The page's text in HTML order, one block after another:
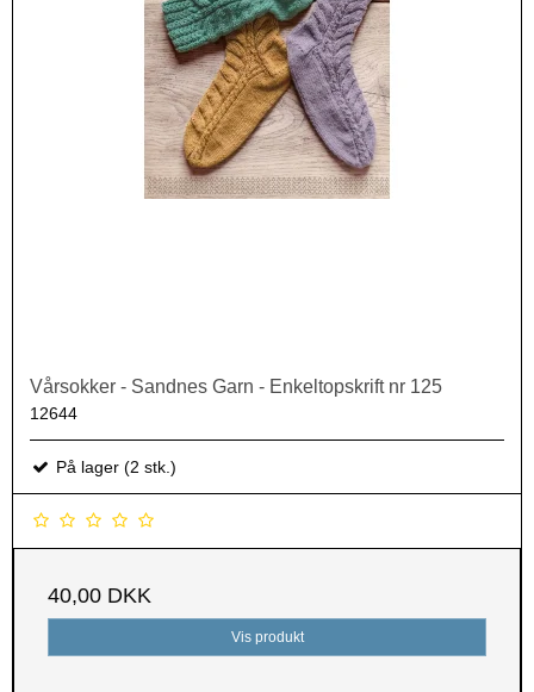
Vårsokker - Sandnes Garn - Enkeltopskrift nr 125
12644
På lager (2 stk.)
40,00 DKK
Vis produkt